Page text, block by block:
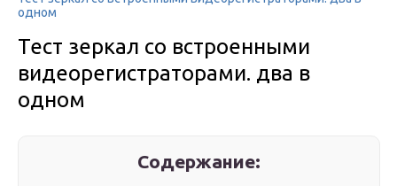
одном
Тест зеркал со встроенными
видеорегистраторами. два в
одном
Содержание: